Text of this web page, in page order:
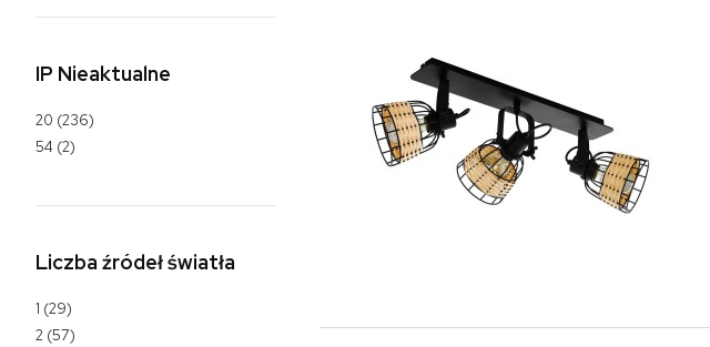
IP Nieaktualne
20 (236)
54 (2)
Liczba źródeł światła
1 (29)
2 (57)